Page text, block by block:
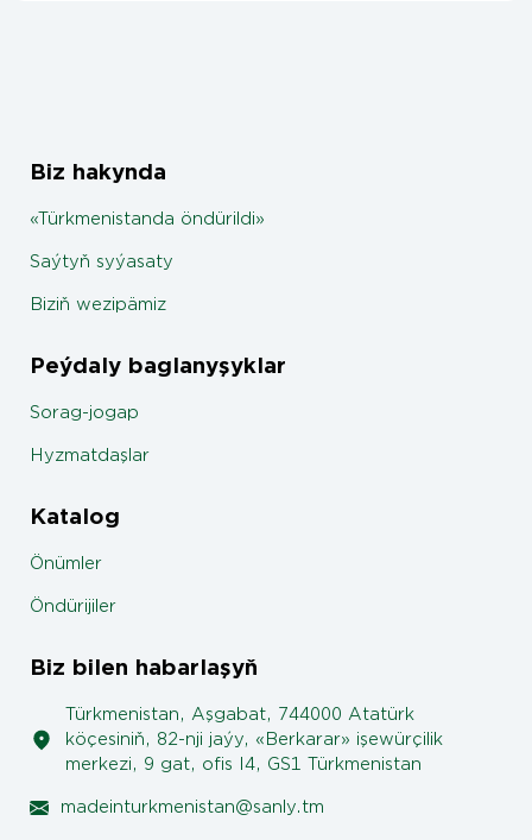
Biz hakynda
«Türkmenistanda öndürildi»
Saýtyň syýasaty
Biziň wezipämiz
Peýdaly baglanyşyklar
Sorag-jogap
Hyzmatdaşlar
Katalog
Önümler
Öndürijiler
Biz bilen habarlaşyň
Türkmenistan, Aşgabat, 744000 Atatürk
köçesiniň, 82-nji jaýy, «Berkarar» işewürçilik
merkezi, 9 gat, ofis I4, GS1 Türkmenistan
madeinturkmenistan@sanly.tm